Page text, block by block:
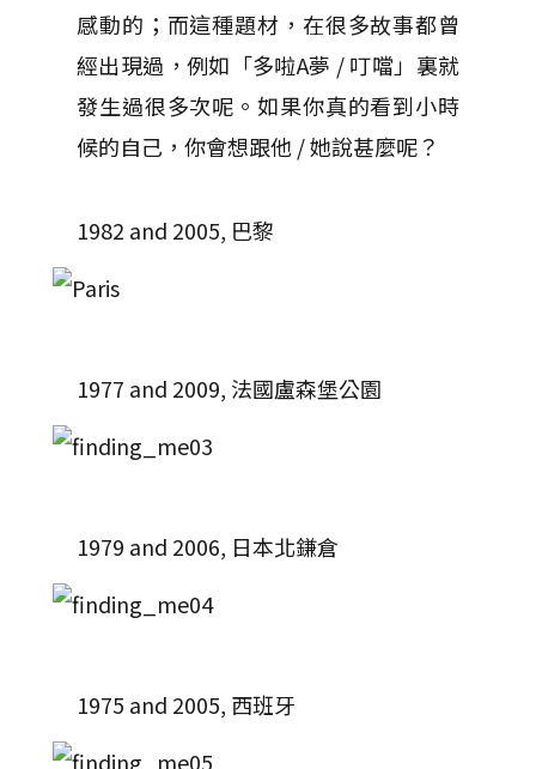
感動的；而這種題材，在很多故事都曾
經出現過，例如「多啦A夢 / 叮噹」裏就
發生過很多次呢。如果你真的看到小時
候的自己，你會想跟他 / 她說甚麼呢？
1982 and 2005, 巴黎
1977 and 2009, 法國盧森堡公園
1979 and 2006, 日本北鎌倉
1975 and 2005, 西班牙